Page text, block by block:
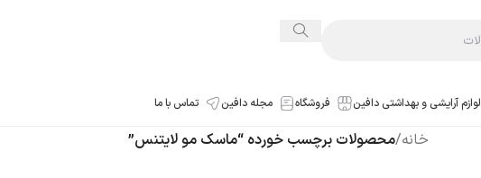
لوازم آرایشی و بهداشتی دافین فروشگاه مجله دافین تماس با ما
خانه/محصولات برچسب خورده “ماسک مو لایتنس”